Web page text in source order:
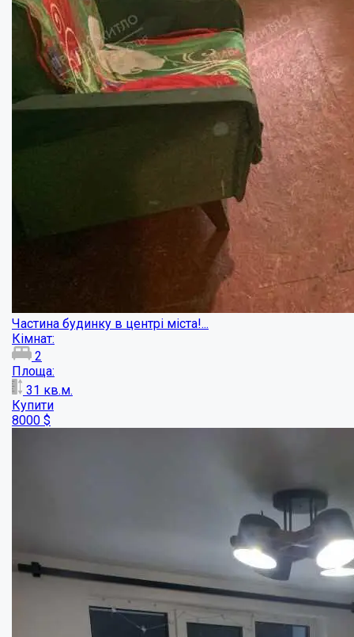
Чудовий смарт-будинок у Верхолах...
Кімнат:
4
Площа:
130кв.м.
Купити
129000